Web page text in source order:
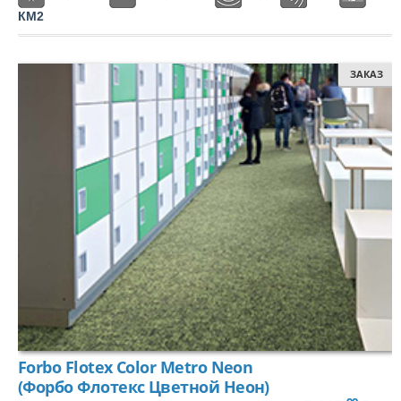
ЛАМИНАТ
ПО КЛАССУ:
Толщиной 12мм
Класса пожарной опасности КМ3
КМ2
ЗАКАЗ
Forbo Flotex Color Metro Neon
(Форбо Флотекс Цветной Неон)